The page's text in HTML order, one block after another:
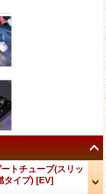
トチューブ(スリッ
タイプ) [EV]